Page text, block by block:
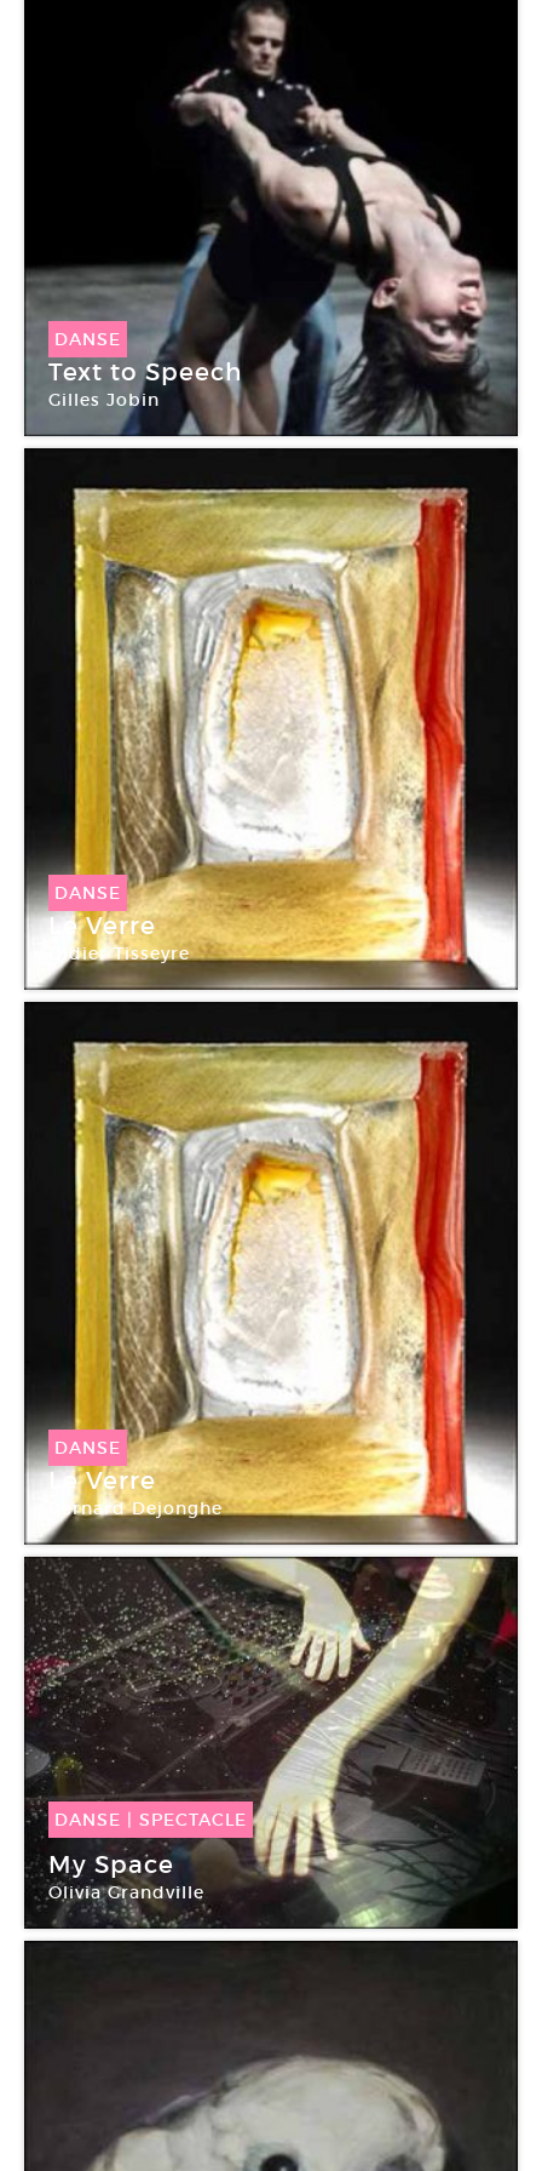
DANSE
Text to Speech
Gilles Jobin
DANSE
Le Verre
Didier Tisseyre
DANSE
Le Verre
Bernard Dejonghe
DANSE | SPECTACLE
24 Avr -26 Avr 2008
My Space
Olivia Grandville
Centre Pompidou Paris